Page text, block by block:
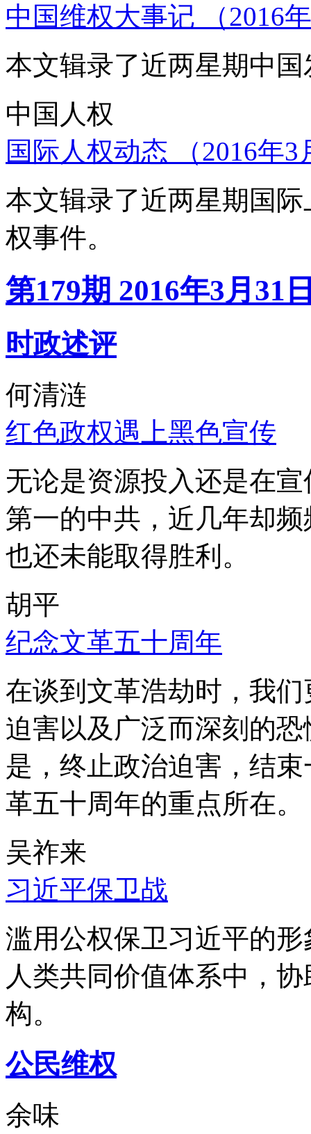
中国维权大事记 （2016
本文辑录了近两星期中
中国人权
国际人权动态 （2016年
本文辑录了近两星期国
权事件。
第179期 2016年3月31
时政述评
何清涟
红色政权遇上黑色宣传
无论是资源投入还是在
第一的中共，近几年却
也还未能取得胜利。
胡平
纪念文革五十周年
在谈到文革浩劫时，我
迫害以及广泛而深刻的
是，终止政治迫害，结
革五十周年的重点所在。
吴祚来
习近平保卫战
滥用公权保卫习近平的
人类共同价值体系中，
构。
公民维权
余味